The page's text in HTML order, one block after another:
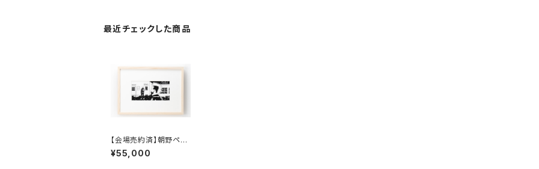
最近チェックした商品
【会場売約済】朝野ペコ
原画 「Episode 10」額
付き、直筆サイン入り
¥55,000